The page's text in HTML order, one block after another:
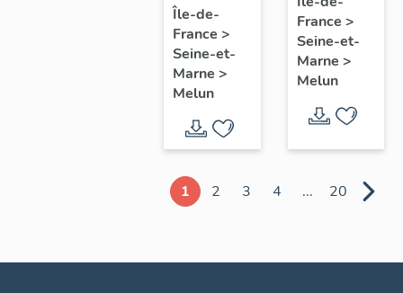
Lamour
Île-de-
France >
Seine-et-
Marne >
Melun
Grâces
France >
Seine-et-
Marne >
Melun
1 2 3 4 ... 20